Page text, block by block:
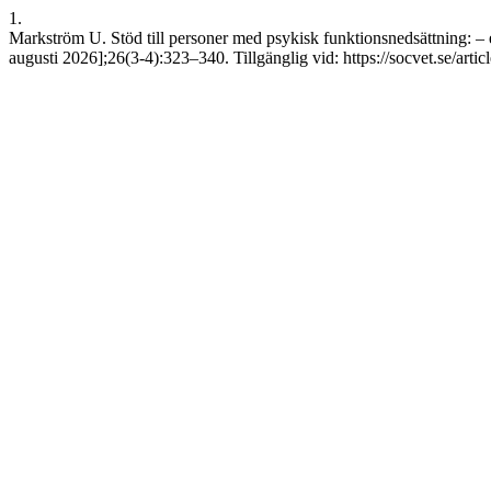
1.
Markström U. Stöd till personer med psykisk funktionsnedsättning:
augusti 2026];26(3-4):323–340. Tillgänglig vid: https://socvet.se/